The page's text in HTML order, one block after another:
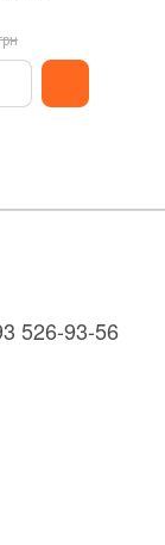
526-93-56